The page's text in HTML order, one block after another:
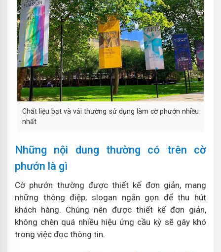
Chất liệu bạt và vải thường sử dụng làm cờ phướn nhiều
nhất
Những nội dung thường có trên cờ
phướn là gì
Cờ phướn thường được thiết kế đơn giản, mang
những thông điệp, slogan ngắn gọn để thu hút
khách hàng. Chúng nên được thiết kế đơn giản,
không chèn quá nhiều hiệu ứng cầu kỳ sẽ gây khó
trong việc đọc thông tin.